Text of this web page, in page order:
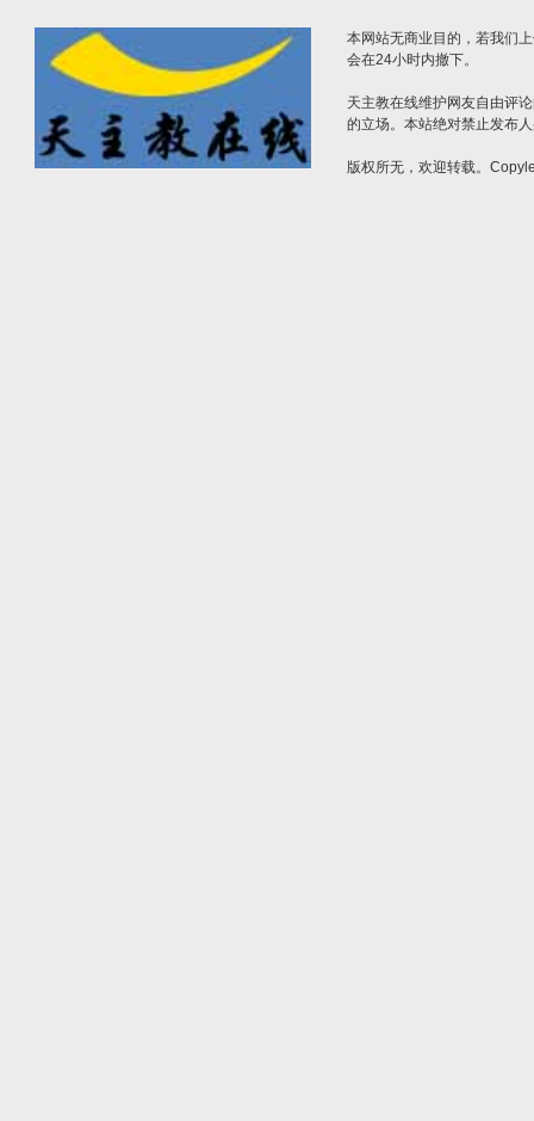
本网站无商业目的，若我们
会在24小时内撤下。
天主教在线维护网友自由评
的立场。本站绝对禁止发布
版权所无，欢迎转载。